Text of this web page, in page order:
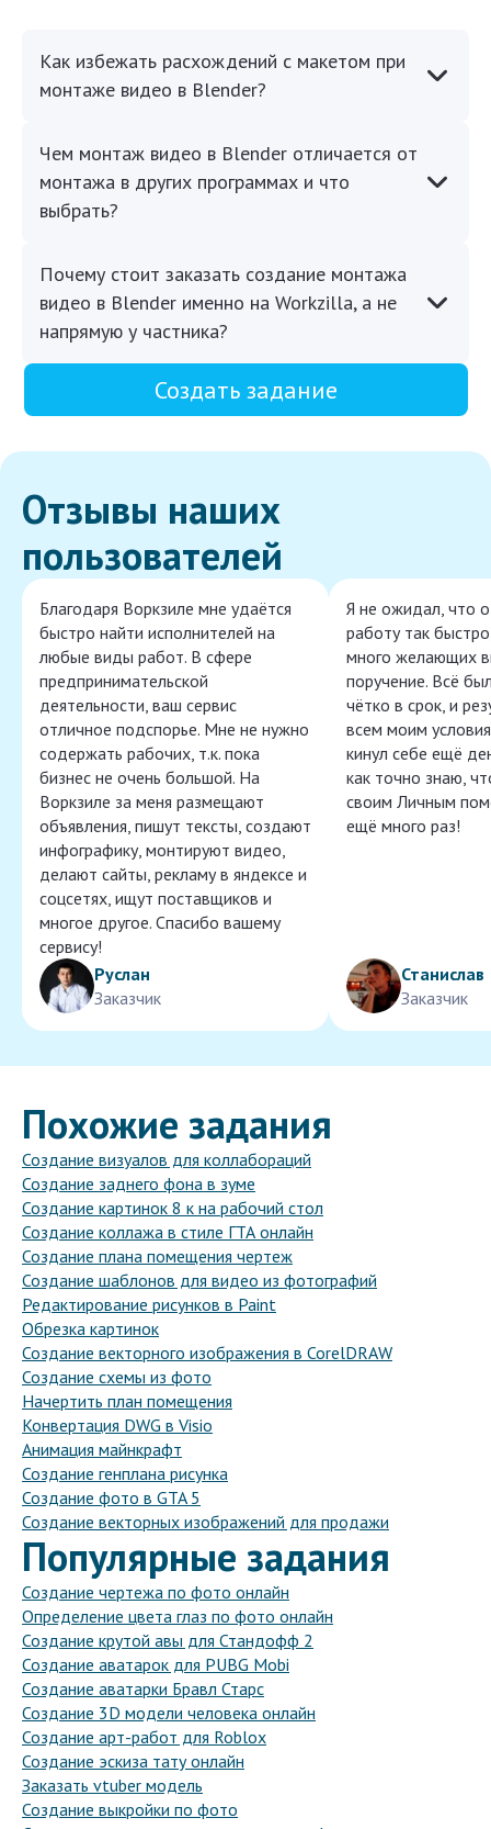
Как избежать расхождений с макетом при
монтаже видео в Blender?
Чем монтаж видео в Blender отличается от
монтажа в других программах и что
выбрать?
Почему стоит заказать создание монтажа
видео в Blender именно на Workzilla, а не
напрямую у частника?
Создать задание
Отзывы наших
пользователей
Благодаря Воркзиле мне удаётся
быстро найти исполнителей на
любые виды работ. В сфере
предпринимательской
деятельности, ваш сервис
отличное подспорье. Мне не нужно
содержать рабочих, т.к. пока
бизнес не очень большой. На
Воркзиле за меня размещают
объявления, пишут тексты, создают
инфографику, монтируют видео,
делают сайты, рекламу в яндексе и
соцсетях, ищут поставщиков и
многое другое. Спасибо вашему
сервису!
Руслан
Заказчик
Я не ожидал, что
работу так
много желающих
поручение. Всё
чётко в срок, и
всем моим
кинул себе ещё
как точно знаю,
своим Личным
ещё много раз!
Станислав
Заказчик
Похожие задания
Создание визуалов для коллабораций
Создание заднего фона в зуме
Создание картинок 8 к на рабочий стол
Создание коллажа в стиле ГТА онлайн
Создание плана помещения чертеж
Создание шаблонов для видео из фотографий
Редактирование рисунков в Paint
Обрезка картинок
Создание векторного изображения в CorelDRAW
Создание схемы из фото
Начертить план помещения
Конвертация DWG в Visio
Анимация майнкрафт
Создание генплана рисунка
Создание фото в GTA 5
Создание векторных изображений для продажи
Популярные задания
Создание чертежа по фото онлайн
Определение цвета глаз по фото онлайн
Создание крутой авы для Стандофф 2
Создание аватарок для PUBG Mobi
Создание аватарки Бравл Старс
Создание 3D модели человека онлайн
Создание арт-работ для Roblox
Создание эскиза тату онлайн
Заказать vtuber модель
Создание выкройки по фото